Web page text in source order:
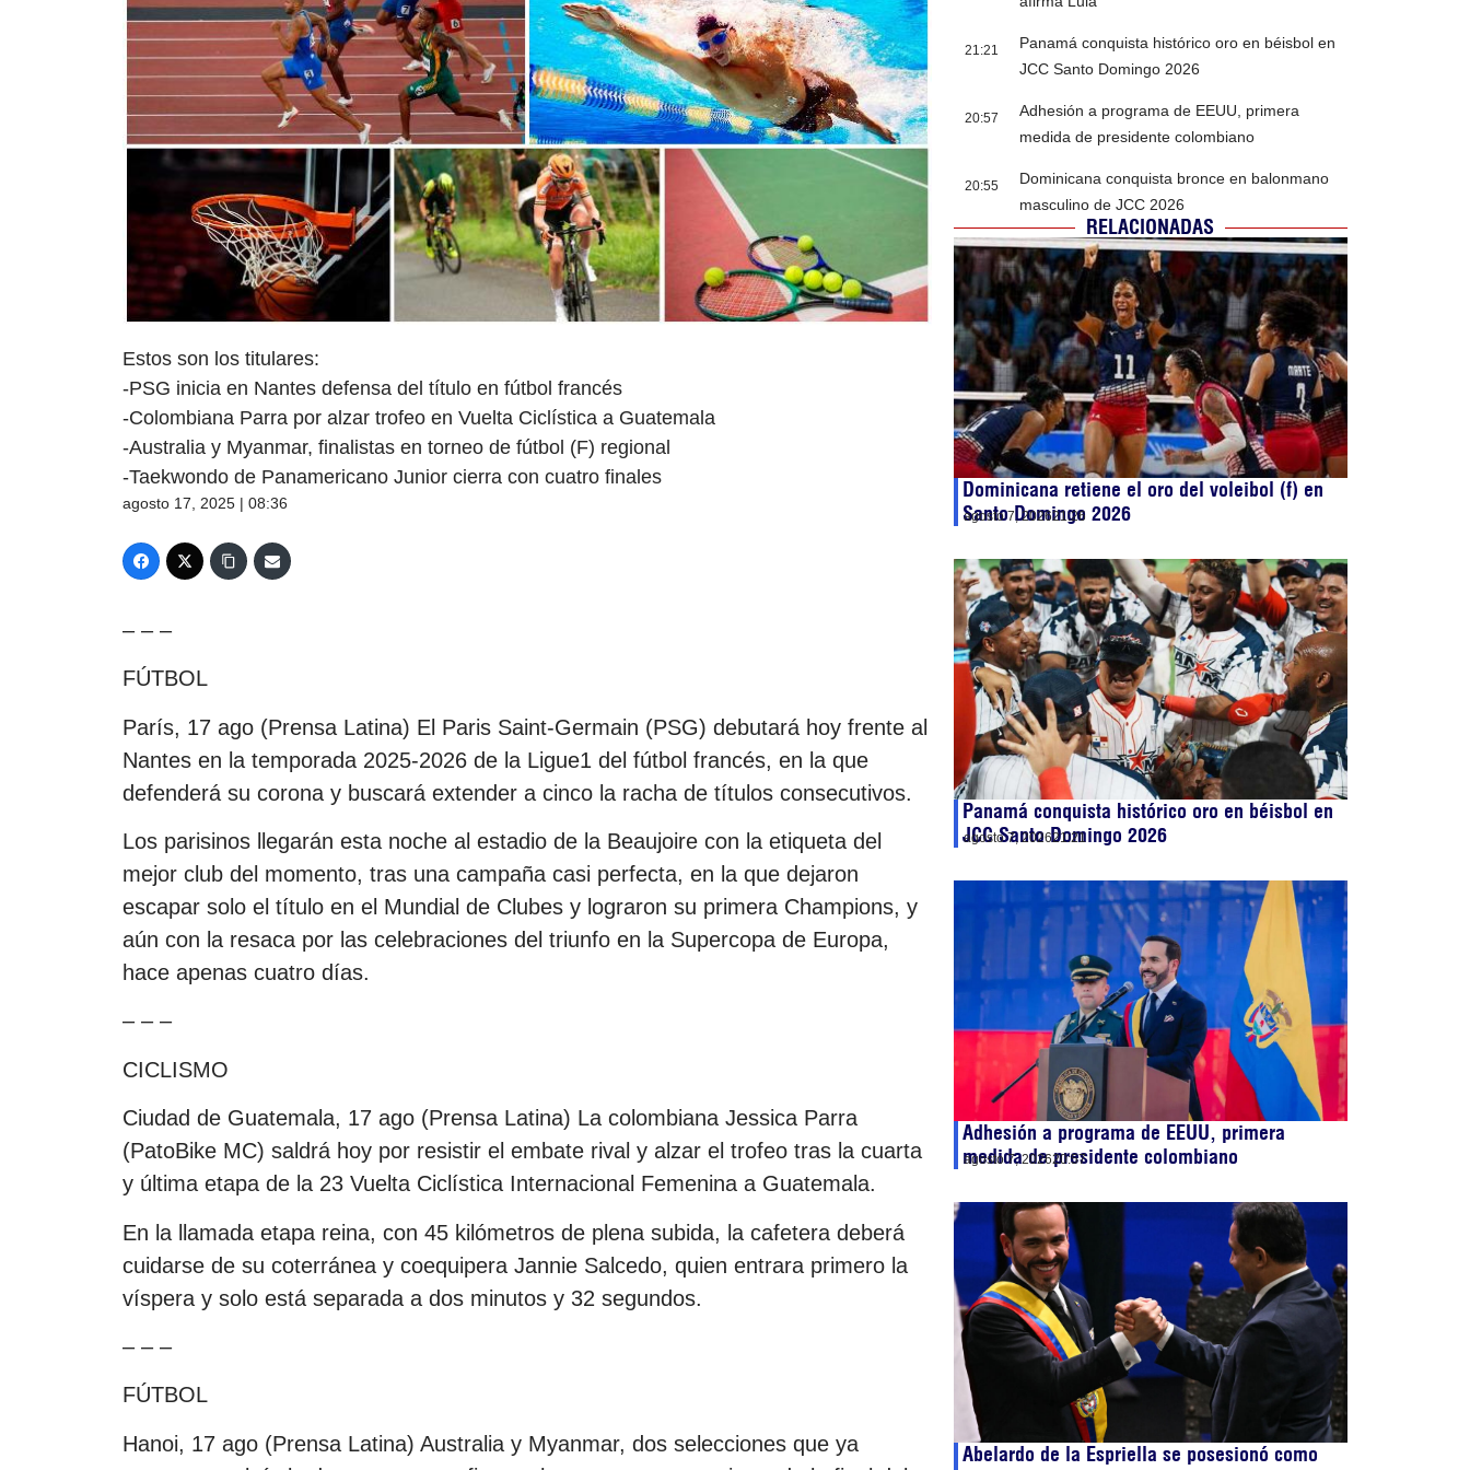
Estos son los titulares:
-PSG inicia en Nantes defensa del título en fútbol francés
-Colombiana Parra por alzar trofeo en Vuelta Ciclística a Guatemala
-Australia y Myanmar, finalistas en torneo de fútbol (F) regional
-Taekwondo de Panamericano Junior cierra con cuatro finales
agosto 17, 2025 | 08:36
– – –
FÚTBOL
París, 17 ago (Prensa Latina) El Paris Saint-Germain (PSG) debutará hoy frente al
Nantes en la temporada 2025-2026 de la Ligue1 del fútbol francés, en la que
defenderá su corona y buscará extender a cinco la racha de títulos consecutivos.
Los parisinos llegarán esta noche al estadio de la Beaujoire con la etiqueta del
mejor club del momento, tras una campaña casi perfecta, en la que dejaron
escapar solo el título en el Mundial de Clubes y lograron su primera Champions, y
aún con la resaca por las celebraciones del triunfo en la Supercopa de Europa,
hace apenas cuatro días.
– – –
CICLISMO
Ciudad de Guatemala, 17 ago (Prensa Latina) La colombiana Jessica Parra
(PatoBike MC) saldrá hoy por resistir el embate rival y alzar el trofeo tras la cuarta
y última etapa de la 23 Vuelta Ciclística Internacional Femenina a Guatemala.
En la llamada etapa reina, con 45 kilómetros de plena subida, la cafetera deberá
cuidarse de su coterránea y coequipera Jannie Salcedo, quien entrara primero la
víspera y solo está separada a dos minutos y 32 segundos.
– – –
FÚTBOL
Hanoi, 17 ago (Prensa Latina) Australia y Myanmar, dos selecciones que ya
21:21
Panamá conquista histórico oro en béisbol en
JCC Santo Domingo 2026
20:57
Adhesión a programa de EEUU, primera
medida de presidente colombiano
20:55
Dominicana conquista bronce en balonmano
masculino de JCC 2026
RELACIONADAS
Dominicana retiene el oro del voleibol (f) en
Santo Domingo 2026
agosto 7, 202621:26
Panamá conquista histórico oro en béisbol en
JCC Santo Domingo 2026
agosto 7, 202621:21
Adhesión a programa de EEUU, primera
medida de presidente colombiano
agosto 7, 202620:57
Abelardo de la Espriella se posesionó como